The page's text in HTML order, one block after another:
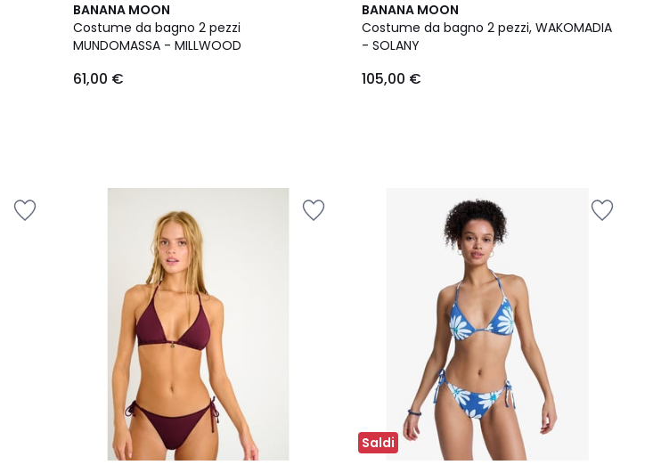
BANANA MOON
Costume da bagno 2 pezzi
MUNDOMASSA - MILLWOOD
61,00 €
BANANA MOON
Costume da bagno 2 pezzi, WAKOMADIA
- SOLANY
105,00 €
Saldi